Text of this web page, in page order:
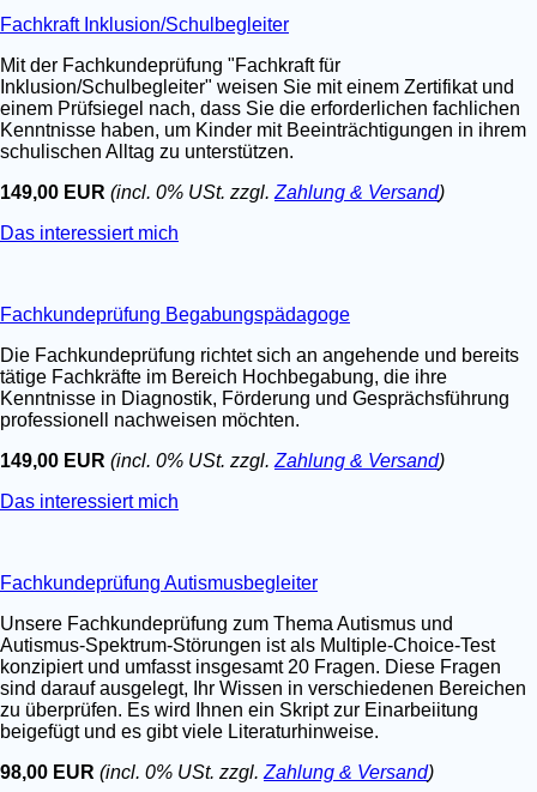
Fachkraft Inklusion/Schulbegleiter
Mit der Fachkundeprüfung "Fachkraft für
Inklusion/Schulbegleiter" weisen Sie mit einem Zertifikat und
einem Prüfsiegel nach, dass Sie die erforderlichen fachlichen
Kenntnisse haben, um Kinder mit Beeinträchtigungen in ihrem
schulischen Alltag zu unterstützen.
149,00 EUR (incl. 0% USt. zzgl. Zahlung & Versand)
Das interessiert mich
Fachkundeprüfung Begabungspädagoge
Die Fachkundeprüfung richtet sich an angehende und bereits
tätige Fachkräfte im Bereich Hochbegabung, die ihre
Kenntnisse in Diagnostik, Förderung und Gesprächsführung
professionell nachweisen möchten.
149,00 EUR (incl. 0% USt. zzgl. Zahlung & Versand)
Das interessiert mich
Fachkundeprüfung Autismusbegleiter
Unsere Fachkundeprüfung zum Thema Autismus und
Autismus-Spektrum-Störungen ist als Multiple-Choice-Test
konzipiert und umfasst insgesamt 20 Fragen. Diese Fragen
sind darauf ausgelegt, Ihr Wissen in verschiedenen Bereichen
zu überprüfen. Es wird Ihnen ein Skript zur Einarbeiitung
beigefügt und es gibt viele Literaturhinweise.
98,00 EUR (incl. 0% USt. zzgl. Zahlung & Versand)